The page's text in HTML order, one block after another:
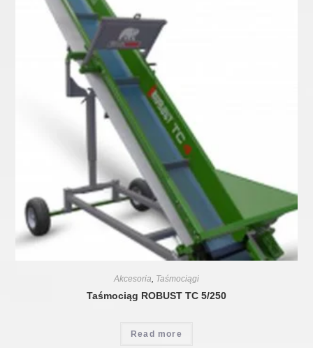
Akcesoria, Taśmociągi
Taśmociąg ROBUST TC 5/250
Read more